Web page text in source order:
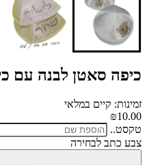
כיפה סאטן לבנה עם
זמינות: קיים במלאי
₪10.00
טקסט..
צבע כתב לבחירה